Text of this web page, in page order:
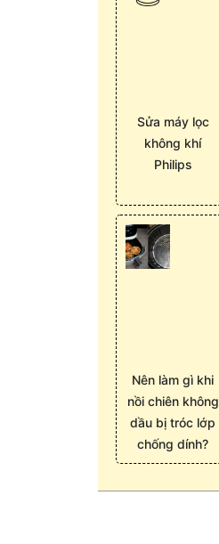
Sửa máy lọc
không khí
Philips
Nên làm gì khi
nồi chiên không
dầu bị tróc lớp
chống dính?